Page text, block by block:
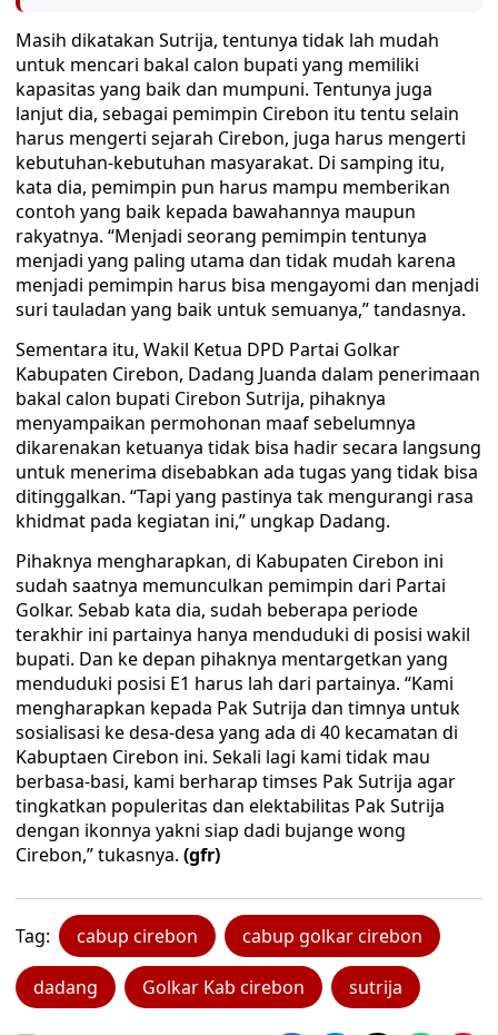
Masih dikatakan Sutrija, tentunya tidak lah mudah
untuk mencari bakal calon bupati yang memiliki
kapasitas yang baik dan mumpuni. Tentunya juga
lanjut dia, sebagai pemimpin Cirebon itu tentu selain
harus mengerti sejarah Cirebon, juga harus mengerti
kebutuhan-kebutuhan masyarakat. Di samping itu,
kata dia, pemimpin pun harus mampu memberikan
contoh yang baik kepada bawahannya maupun
rakyatnya. “Menjadi seorang pemimpin tentunya
menjadi yang paling utama dan tidak mudah karena
menjadi pemimpin harus bisa mengayomi dan menjadi
suri tauladan yang baik untuk semuanya,” tandasnya.
Sementara itu, Wakil Ketua DPD Partai Golkar
Kabupaten Cirebon, Dadang Juanda dalam penerimaan
bakal calon bupati Cirebon Sutrija, pihaknya
menyampaikan permohonan maaf sebelumnya
dikarenakan ketuanya tidak bisa hadir secara langsung
untuk menerima disebabkan ada tugas yang tidak bisa
ditinggalkan. “Tapi yang pastinya tak mengurangi rasa
khidmat pada kegiatan ini,” ungkap Dadang.
Pihaknya mengharapkan, di Kabupaten Cirebon ini
sudah saatnya memunculkan pemimpin dari Partai
Golkar. Sebab kata dia, sudah beberapa periode
terakhir ini partainya hanya menduduki di posisi wakil
bupati. Dan ke depan pihaknya mentargetkan yang
menduduki posisi E1 harus lah dari partainya. “Kami
mengharapkan kepada Pak Sutrija dan timnya untuk
sosialisasi ke desa-desa yang ada di 40 kecamatan di
Kabuptaen Cirebon ini. Sekali lagi kami tidak mau
berbasa-basi, kami berharap timses Pak Sutrija agar
tingkatkan populeritas dan elektabilitas Pak Sutrija
dengan ikonnya yakni siap dadi bujange wong
Cirebon,” tukasnya. (gfr)
Tag: cabup cirebon cabup golkar cirebon
dadang Golkar Kab cirebon sutrija